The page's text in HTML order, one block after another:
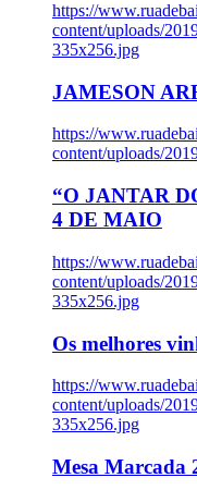
https://
content/uploads/
335x256.jpg
JAMESON
https://
content/uploads/
“O JANTAR
4 DE MAIO
https://
content/uploads/
335x256.jpg
Os melhores
https://
content/uploads/
335x256.jpg
Mesa Marcada